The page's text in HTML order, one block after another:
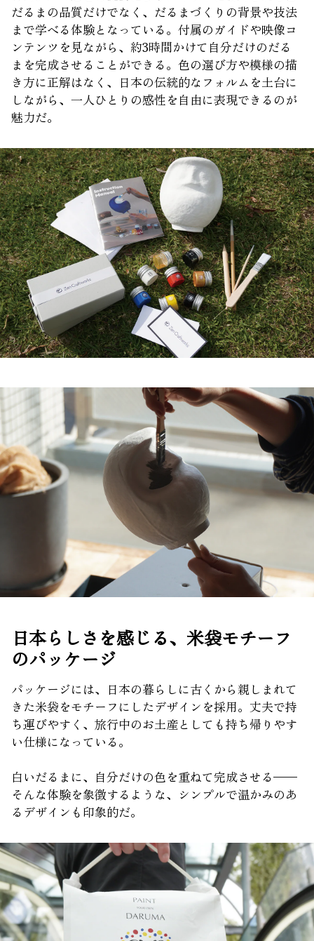
だるまの品質だけでなく、だるまづくりの背景や技法
まで学べる体験となっている。付属のガイドや映像コ
ンテンツを見ながら、約3時間かけて自分だけのだる
まを完成させることができる。色の選び方や模様の描
き方に正解はなく、日本の伝統的なフォルムを土台に
しながら、一人ひとりの感性を自由に表現できるのが
魅力だ。
日本らしさを感じる、米袋モチーフ
のパッケージ
パッケージには、日本の暮らしに古くから親しまれて
きた米袋をモチーフにしたデザインを採用。丈夫で持
ち運びやすく、旅行中のお土産としても持ち帰りやす
い仕様になっている。
白いだるまに、自分だけの色を重ねて完成させる——
そんな体験を象徴するような、シンプルで温かみのあ
るデザインも印象的だ。